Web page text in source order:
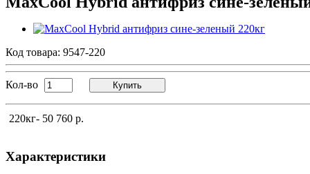
Код товара: 9547-220
Кол-во Купить
220кг- 50 760 р.
Характеристики